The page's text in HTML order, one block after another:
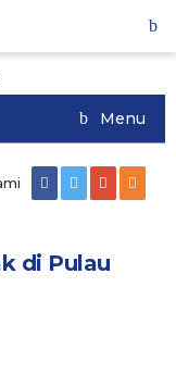
Menu
di Pulau